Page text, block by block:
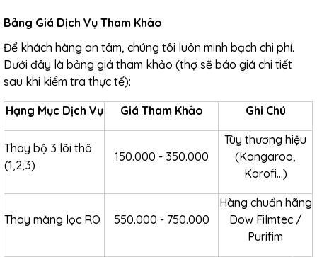
Bảng Giá Dịch Vụ Tham Khảo
Để khách hàng an tâm, chúng tôi luôn minh bạch chi phí.
Dưới đây là bảng giá tham khảo (thợ sẽ báo giá chi tiết
sau khi kiểm tra thực tế):
Hạng Mục Dịch Vụ Giá Tham Khảo Ghi Chú
Thay bộ 3 lõi thô
(1,2,3)
150.000 - 350.000
Tùy thương hiệu
(Kangaroo,
Karofi...)
Thay màng lọc RO 550.000 - 750.000
Hàng chuẩn hãng
Dow Filmtec /
Purifim